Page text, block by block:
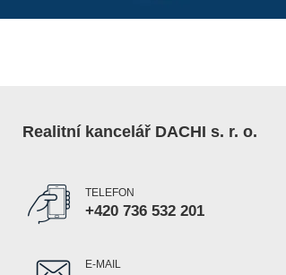
Realitní kancelář DACHI s. r. o.
TELEFON
+420 736 532 201
E-MAIL